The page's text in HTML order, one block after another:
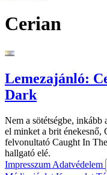
Cerian
Lemezajánló:
Dark
Nem a sötétségbe, inkább
el minket a brit énekesnő,
felvonultató Caught In
hallgató elé.
Impresszum Adatvédelem